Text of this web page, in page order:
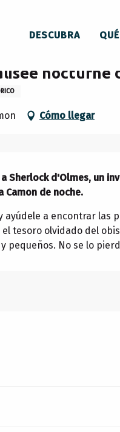
DESCUBRA
nocturne
Cómo llegar
a Sherlock d'Olmes, un
Camon de noche.
ayúdele a encontrar las
tesoro olvidado del
pequeños. No se lo